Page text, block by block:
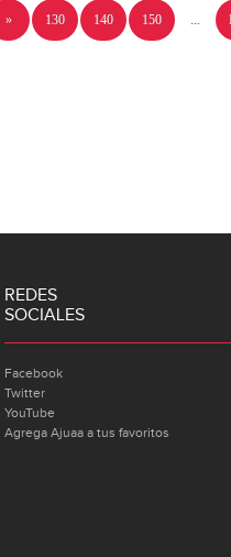
» 130 140 150 ...
REDES
SOCIALES
Facebook
Twitter
YouTube
Agrega Ajuaa a tus favoritos